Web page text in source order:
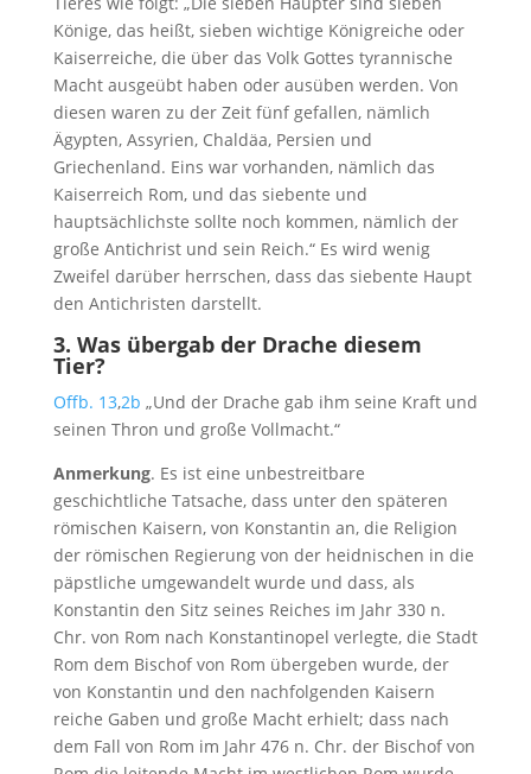
Könige, das heißt, sieben wichtige Königreiche oder
Kaiserreiche, die über das Volk Gottes tyrannische
Macht ausgeübt haben oder ausüben werden. Von
diesen waren zu der Zeit fünf gefallen, nämlich
Ägypten, Assyrien, Chaldäa, Persien und
Griechenland. Eins war vorhanden, nämlich das
Kaiserreich Rom, und das siebente und
hauptsächlichste sollte noch kommen, nämlich der
große Antichrist und sein Reich.“ Es wird wenig
Zweifel darüber herrschen, dass das siebente Haupt
den Antichristen darstellt.
3. Was übergab der Drache diesem
Tier?
Offb. 13,2b „Und der Drache gab ihm seine Kraft und
seinen Thron und große Vollmacht.“
Anmerkung. Es ist eine unbestreitbare
geschichtliche Tatsache, dass unter den späteren
römischen Kaisern, von Konstantin an, die Religion
der römischen Regierung von der heidnischen in die
päpstliche umgewandelt wurde und dass, als
Konstantin den Sitz seines Reiches im Jahr 330 n.
Chr. von Rom nach Konstantinopel verlegte, die Stadt
Rom dem Bischof von Rom übergeben wurde, der
von Konstantin und den nachfolgenden Kaisern
reiche Gaben und große Macht erhielt; dass nach
dem Fall von Rom im Jahr 476 n. Chr. der Bischof von